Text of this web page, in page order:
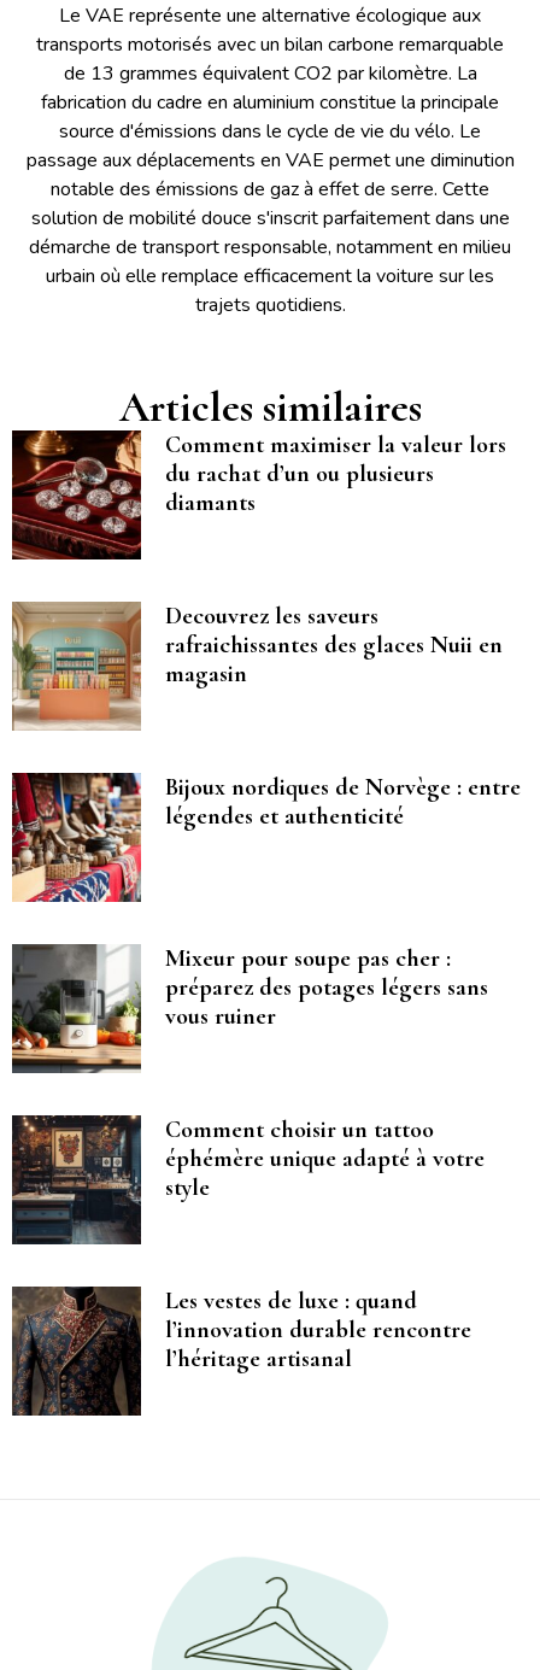
Articles similaires
Comment maximiser la valeur lors
du rachat d’un ou plusieurs
diamants
Decouvrez les saveurs
rafraichissantes des glaces Nuii en
magasin
Bijoux nordiques de Norvège : entre
légendes et authenticité
Mixeur pour soupe pas cher :
préparez des potages légers sans
vous ruiner
Comment choisir un tattoo
éphémère unique adapté à votre
style
Les vestes de luxe : quand
l’innovation durable rencontre
l’héritage artisanal
Le VAE représente une alternative écologique aux
transports motorisés avec un bilan carbone remarquable
de 13 grammes équivalent CO2 par kilomètre. La
fabrication du cadre en aluminium constitue la principale
source d'émissions dans le cycle de vie du vélo. Le
passage aux déplacements en VAE permet une diminution
notable des émissions de gaz à effet de serre. Cette
solution de mobilité douce s'inscrit parfaitement dans une
démarche de transport responsable, notamment en milieu
urbain où elle remplace efficacement la voiture sur les
trajets quotidiens.